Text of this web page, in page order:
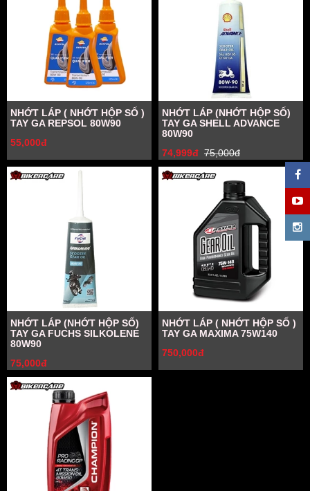
NHỚT LÁP ( NHỚT HỘP SỐ )
TAY GA REPSOL 80W90
55,000đ
NHỚT LÁP (NHỚT HỘP SỐ)
TAY GA SHELL ADVANCE
80W90
74,999đ 75,000đ
NHỚT LÁP (NHỚT HỘP SỐ)
TAY GA FUCHS SILKOLENE
80W90
75,000đ
NHỚT LÁP ( NHỚT HỘP SỐ )
TAY GA MAXIMA 75W140
750,000đ